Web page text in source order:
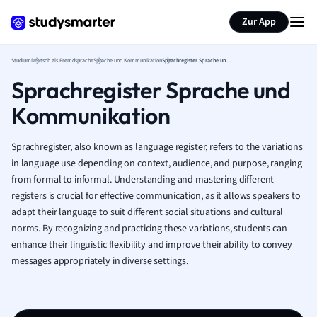
Zur App
StudiumDeutsch als FremdspracheSprache und Kommunikation Sprachregister Sprache und Kommunikation
Sprachregister Sprache und
Kommunikation
Sprachregister, also known as language register, refers to the variations
in language use depending on context, audience, and purpose, ranging
from formal to informal. Understanding and mastering different
registers is crucial for effective communication, as it allows speakers to
adapt their language to suit different social situations and cultural
norms. By recognizing and practicing these variations, students can
enhance their linguistic flexibility and improve their ability to convey
messages appropriately in diverse settings.